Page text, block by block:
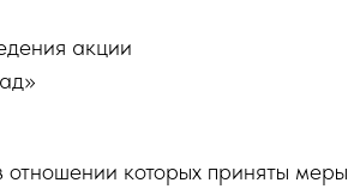
акции
отношении которых приняты меры